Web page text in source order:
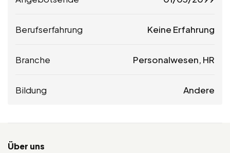
Berufserfahrung Keine Erfahrung
Branche Personalwesen, HR
Bildung Andere
Über uns